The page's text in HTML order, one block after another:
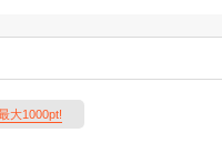
大1000pt!